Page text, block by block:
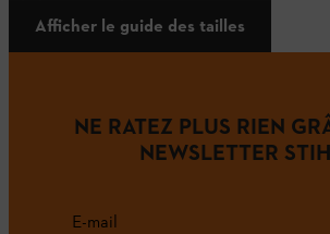
Afficher le guide des tailles
NE RATEZ PLUS RIEN
NEWSLETTER
E-mail